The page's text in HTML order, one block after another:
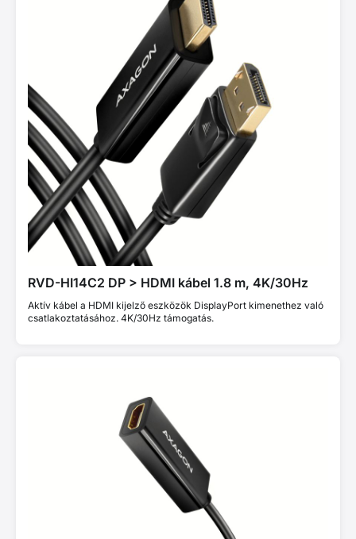
RVD-HI14C2 DP > HDMI kábel 1.8 m, 4K/30Hz
Aktív kábel a HDMI kijelző eszközök DisplayPort kimenethez való
csatlakoztatásához. 4K/30Hz támogatás.